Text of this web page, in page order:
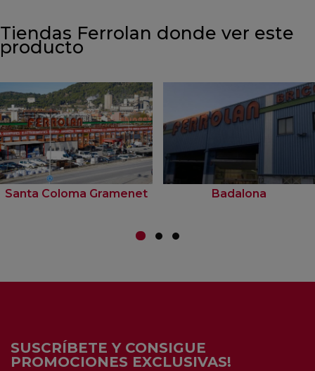
Tiendas Ferrolan donde ver este
producto
Santa Coloma Gramenet Badalona
SUSCRÍBETE Y CONSIGUE
PROMOCIONES EXCLUSIVAS!